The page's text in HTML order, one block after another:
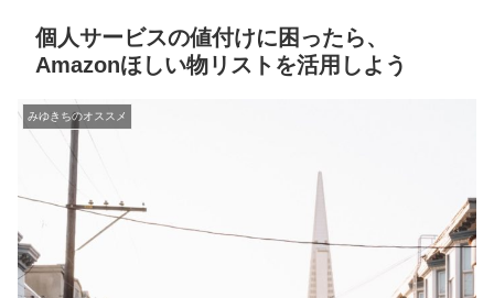
個人サービスの値付けに困ったら、
Amazonほしい物リストを活用しよう
みゆきちのオススメ